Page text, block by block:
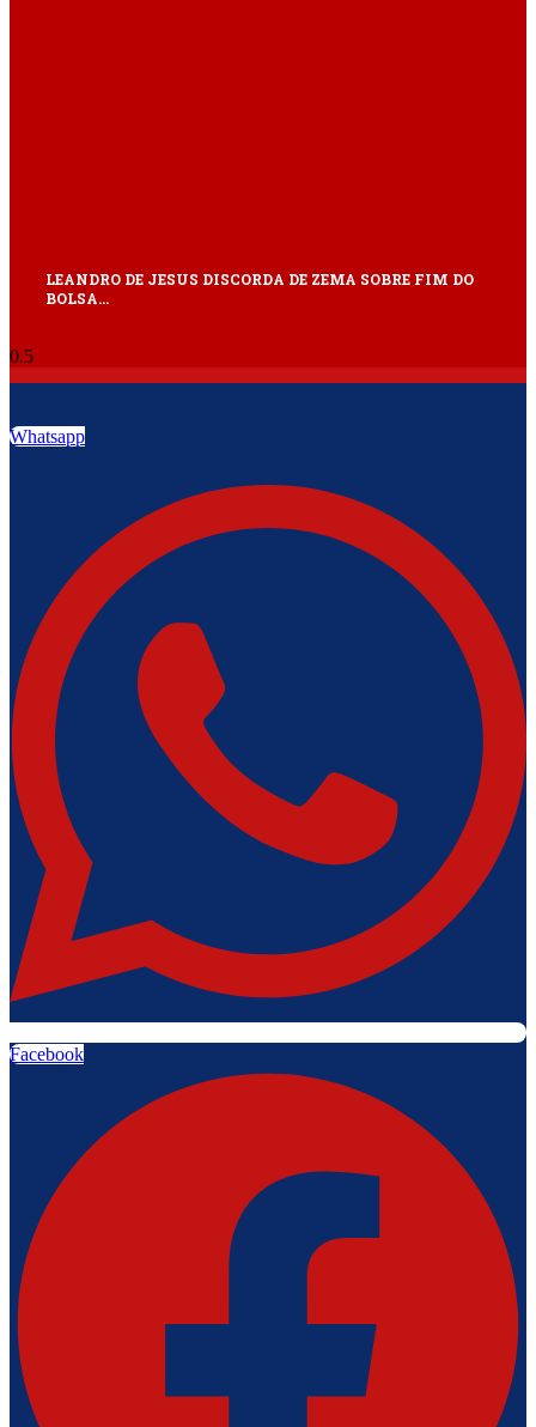
LEANDRO DE JESUS DISCORDA DE ZEMA SOBRE FIM DO
BOLSA…
Whatsapp
Facebook